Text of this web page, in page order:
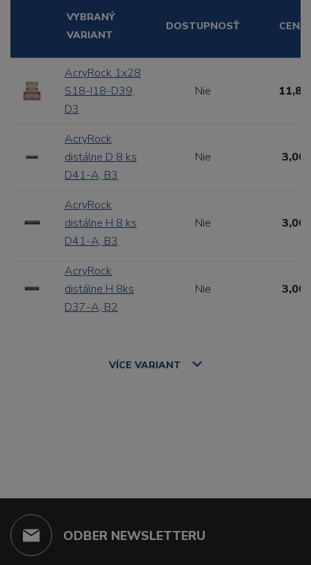
VYBRANÝ
VARIANT
DOSTUPNOSŤ CENA
AcryRock 1x28
S18-I18-D39,
D3
Nie
AcryRock
distálne D 8 ks
D41-A, B3
Nie 3,00
AcryRock
distálne H 8 ks
D41-A, B3
Nie 3,00
AcryRock
distálne H 8ks
D37-A, B2
Nie 3,00
VÍCE VARIANT
ODBER NEWSLETTERU